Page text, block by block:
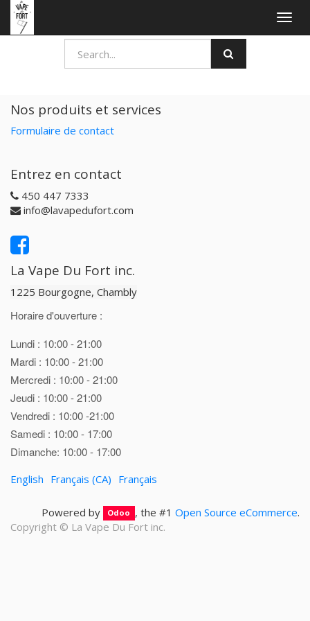
Nos produits et services
Formulaire de contact
Entrez en contact
450 447 7333
info@lavapedufort.com
La Vape Du Fort inc.
1225 Bourgogne, Chambly
Horaire d'ouverture :
Lundi : 10:00 - 21:00
Mardi : 10:00 - 21:00
Mercredi : 10:00 - 21:00
Jeudi : 10:00 - 21:00
Vendredi : 10:00 -21:00
Samedi : 10:00 - 17:00
Dimanche: 10:00 - 17:00
English Français (CA) Français
Powered by Odoo , the #1 Open Source eCommerce.
Copyright © La Vape Du Fort inc.